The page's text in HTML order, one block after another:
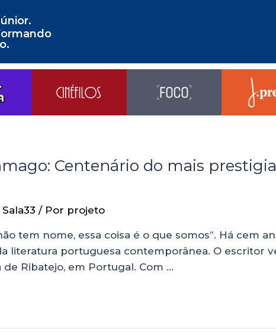
Centenário do mais
Sala33 / Por projeto
tem nome, essa coisa é o que somos”. Há cem
literatura portuguesa contemporânea. O escritor
Ribatejo, em Portugal. Com …